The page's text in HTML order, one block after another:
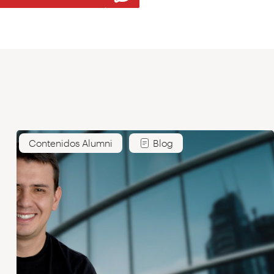
Contenidos Alumni Blog